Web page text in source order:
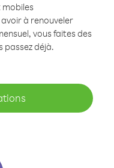
mobiles
à renouveler
vous faites des
passez déjà.